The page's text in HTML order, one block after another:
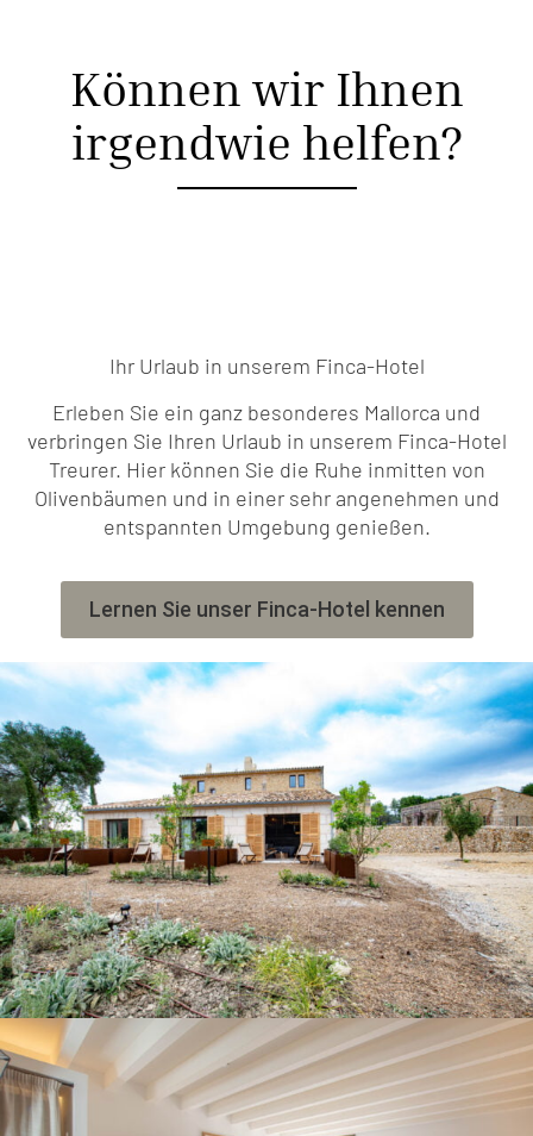
Können wir Ihnen
irgendwie helfen?
Ihr Urlaub in unserem Finca-Hotel
Erleben Sie ein ganz besonderes Mallorca und
verbringen Sie Ihren Urlaub in unserem Finca-Hotel
Treurer. Hier können Sie die Ruhe inmitten von
Olivenbäumen und in einer sehr angenehmen und
entspannten Umgebung genießen.
Lernen Sie unser Finca-Hotel kennen